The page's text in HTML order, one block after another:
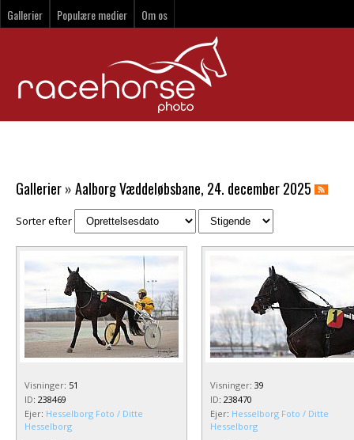
Gallerier Populære medier Om os
Gallerier»Aalborg Væddeløbsbane, 24. december 2025
Sorter efter
Visninger: 51
ID: 238469
Ejer: Hesselborg Foto / Ditte
Hesselborg
Visninger: 39
ID: 238470
Ejer: Hesselborg Foto / Ditte
Hesselborg